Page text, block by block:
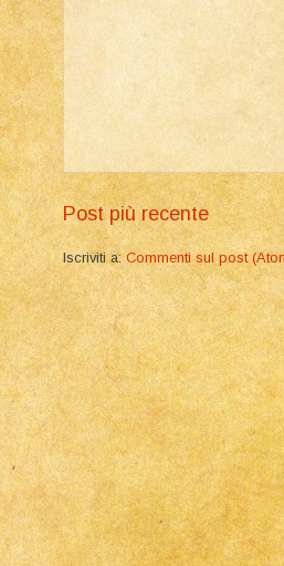
Post più recente
Iscriviti a: Commenti sul post